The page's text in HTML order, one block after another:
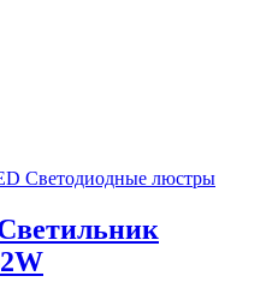
Светодиодные люстры